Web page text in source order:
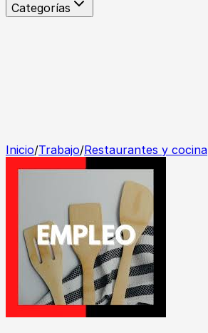
Categorías
Inicio/Trabajo/Restaurantes y cocina